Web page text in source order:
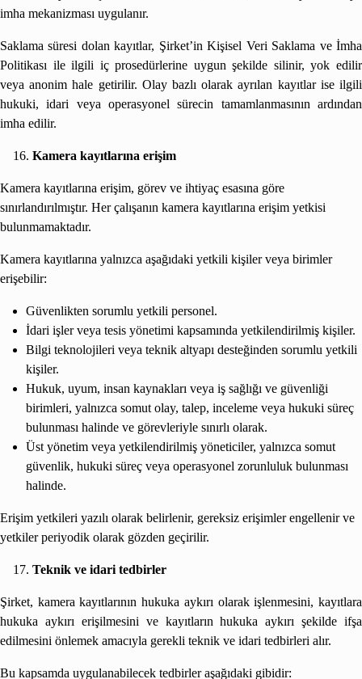
imha mekanizması uygulanır.
Saklama süresi dolan kayıtlar, Şirket’in Kişisel Veri Saklama ve İmha
Politikası ile ilgili iç prosedürlerine uygun şekilde silinir, yok edilir
veya anonim hale getirilir. Olay bazlı olarak ayrılan kayıtlar ise ilgili
hukuki, idari veya operasyonel sürecin tamamlanmasının ardından
imha edilir.
Kamera kayıtlarına erişim
Kamera kayıtlarına erişim, görev ve ihtiyaç esasına göre
sınırlandırılmıştır. Her çalışanın kamera kayıtlarına erişim yetkisi
bulunmamaktadır.
Kamera kayıtlarına yalnızca aşağıdaki yetkili kişiler veya birimler
erişebilir:
Güvenlikten sorumlu yetkili personel.
İdari işler veya tesis yönetimi kapsamında yetkilendirilmiş kişiler.
Bilgi teknolojileri veya teknik altyapı desteğinden sorumlu yetkili
kişiler.
Hukuk, uyum, insan kaynakları veya iş sağlığı ve güvenliği
birimleri, yalnızca somut olay, talep, inceleme veya hukuki süreç
bulunması halinde ve görevleriyle sınırlı olarak.
Üst yönetim veya yetkilendirilmiş yöneticiler, yalnızca somut
güvenlik, hukuki süreç veya operasyonel zorunluluk bulunması
halinde.
Erişim yetkileri yazılı olarak belirlenir, gereksiz erişimler engellenir ve
yetkiler periyodik olarak gözden geçirilir.
Teknik ve idari tedbirler
Şirket, kamera kayıtlarının hukuka aykırı olarak işlenmesini, kayıtlara
hukuka aykırı erişilmesini ve kayıtların hukuka aykırı şekilde ifşa
edilmesini önlemek amacıyla gerekli teknik ve idari tedbirleri alır.
Bu kapsamda uygulanabilecek tedbirler aşağıdaki gibidir: